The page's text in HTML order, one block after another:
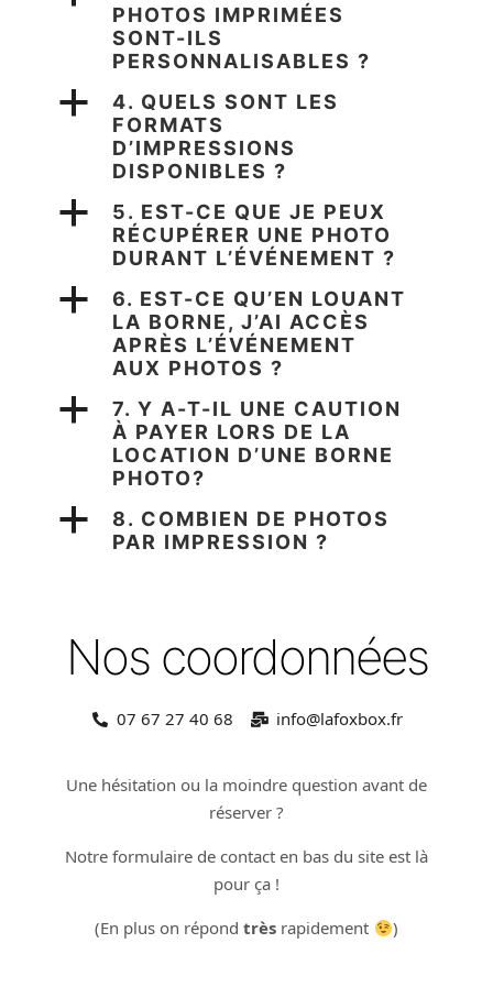
PHOTOS IMPRIMÉES
SONT-ILS
PERSONNALISABLES ?
a
4. QUELS SONT LES
FORMATS
D’IMPRESSIONS
DISPONIBLES ?
a
5. EST-CE QUE JE PEUX
RÉCUPÉRER UNE PHOTO
DURANT L’ÉVÉNEMENT ?
a
6. EST-CE QU’EN LOUANT
LA BORNE, J’AI ACCÈS
APRÈS L’ÉVÉNEMENT
AUX PHOTOS ?
a
7. Y A-T-IL UNE CAUTION
À PAYER LORS DE LA
LOCATION D’UNE BORNE
PHOTO?
a
8. COMBIEN DE PHOTOS
PAR IMPRESSION ?
Nos coordonnées
07 67 27 40 68 info@lafoxbox.fr
Une hésitation ou la moindre question avant de
réserver ?
Notre formulaire de contact en bas du site est là
pour ça !
(En plus on répondtrès rapidement )